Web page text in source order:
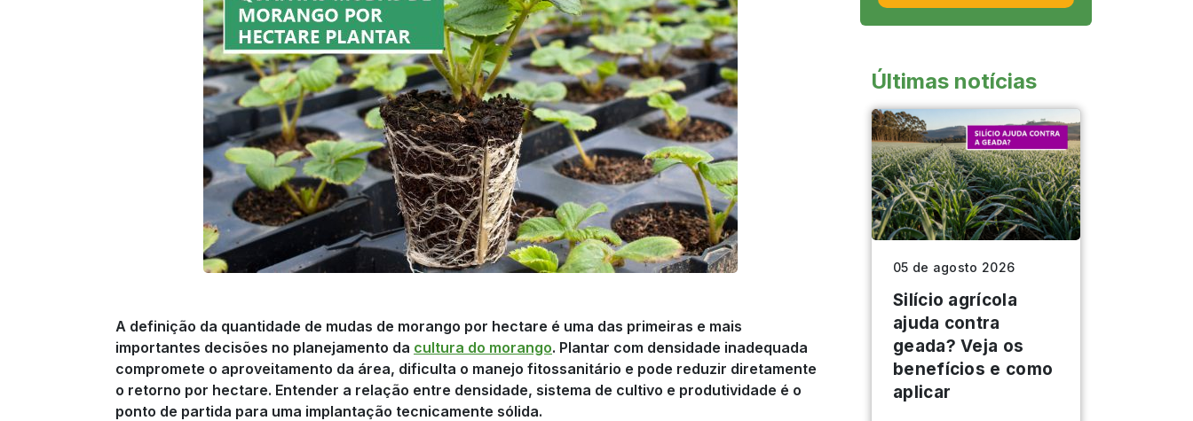
A definição da quantidade de mudas de morango por hectare é uma das primeiras e mais
importantes decisões no planejamento da cultura do morango. Plantar com densidade inadequada
compromete o aproveitamento da área, dificulta o manejo fitossanitário e pode reduzir diretamente
o retorno por hectare. Entender a relação entre densidade, sistema de cultivo e produtividade é o
ponto de partida para uma implantação tecnicamente sólida.
Últimas notícias
05 de agosto 2026
Silício agrícola
ajuda contra
geada? Veja os
benefícios e como
aplicar